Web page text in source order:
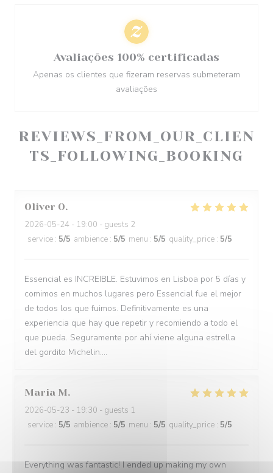
REVIEWS_FROM_OUR_CLIEN
TS_FOLLOWING_BOOKING
Oliver O
2026-05-24 - 19:00 - guests 2
service : 5/5 ambience : 5/5 menu : 5/5 quality_price : 5/5
Essencial es INCREIBLE. Estuvimos en Lisboa por 5 días y
comimos en muchos lugares pero Essencial fue el mejor
de todos los que fuimos. Definitivamente es una
experiencia que hay que repetir y recomiendo a todo el
que pueda. Seguramente por ahí viene alguna estrella
del gordito Michelin....
Maria M
2026-05-23 - 19:30 - guests 1
service : 5/5 ambience : 5/5 menu : 5/5 quality_price : 5/5
Everything was fantastic! I ended up making my own
Avaliações 100% certificadas
Apenas os clientes que fizeram reservas submeteram
avaliações